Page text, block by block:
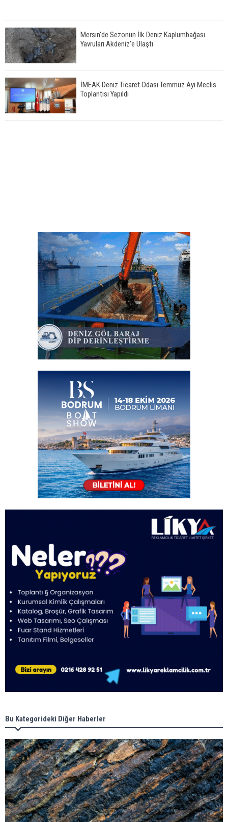
Mersin'de Sezonun İlk Deniz Kaplumbağası
Yavruları Akdeniz'e Ulaştı
İMEAK Deniz Ticaret Odası Temmuz Ayı Meclis
Toplantısı Yapıldı
Bu Kategorideki Diğer Haberler